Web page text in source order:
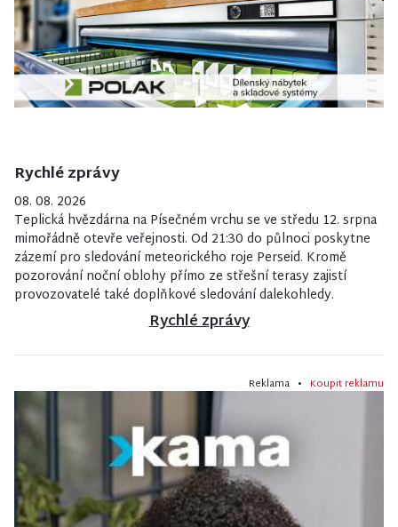
Rychlé zprávy
08. 08. 2026
Teplická hvězdárna na Písečném vrchu se ve středu 12. srpna
mimořádně otevře veřejnosti. Od 21:30 do půlnoci poskytne
zázemí pro sledování meteorického roje Perseid. Kromě
pozorování noční oblohy přímo ze střešní terasy zajistí
provozovatelé také doplňkové sledování dalekohledy.
Rychlé zprávy
Reklama • Koupit reklamu